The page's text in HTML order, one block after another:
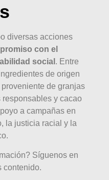
diversas acciones
con el
social . Entre
de origen
de granjas
y cacao
a campañas en
la justicia racial y la
Síguenos en
contenido.